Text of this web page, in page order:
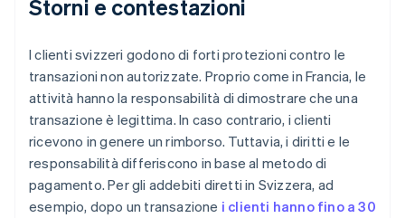
Storni e contestazioni
I clienti svizzeri godono di forti protezioni contro le
transazioni non autorizzate. Proprio come in Francia, le
attività hanno la responsabilità di dimostrare che una
transazione è legittima. In caso contrario, i clienti
ricevono in genere un rimborso. Tuttavia, i diritti e le
responsabilità differiscono in base al metodo di
pagamento. Per gli addebiti diretti in Svizzera, ad
esempio, dopo un transazione i clienti hanno fino a 30